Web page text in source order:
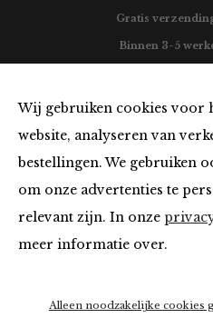
Wij gebruiken cookies voor
website, analyseren van
bestellingen. We gebruiken
om onze advertenties te
relevant zijn. In onze
meer informatie over.
Alleen noodzakelijke cookies
Gratis
Binnen 3-5
Jeans
Home Winkel Kleding